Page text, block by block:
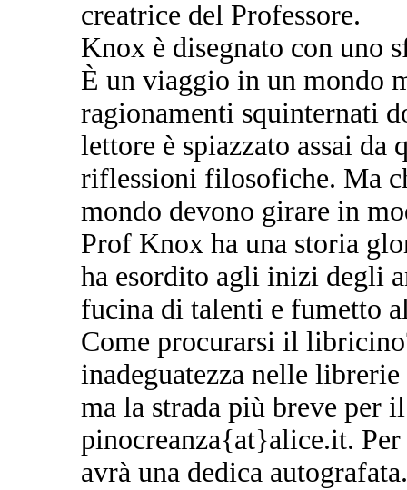
creatrice del Professore.
Knox è disegnato con uno
È un viaggio in un mondo
ragionamenti squinternati
lettore è spiazzato assai
riflessioni filosofiche. Ma
mondo devono girare in
Prof Knox ha una storia
ha esordito agli inizi degli
fucina di talenti e fumetto
Come procurarsi il
inadeguatezza nelle
ma la strada più breve per
pinocreanza{at}alice.it.
avrà una dedica